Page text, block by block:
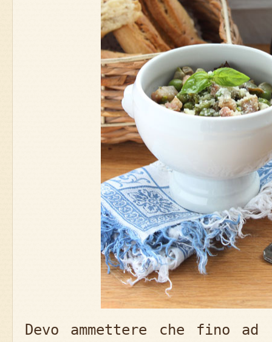
Devo ammettere che fino